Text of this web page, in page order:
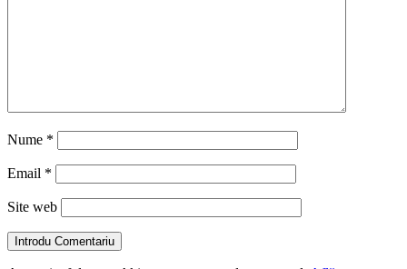
Nume *
Email *
Site web
Introdu Comentariu